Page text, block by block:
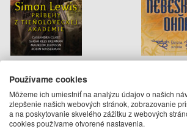
Tieňoloveckej akadémie
Cassandra Clare, Sarah Rees
Brennan, Robin Wasserman
14.95 €
Používame cookies
Môžeme ich umiestniť na analýzu údajov o našich
zlepšenie našich webových stránok, zobrazovanie
a na poskytovanie skvelého zážitku z webových
cookies používame otvorené nastavenia.